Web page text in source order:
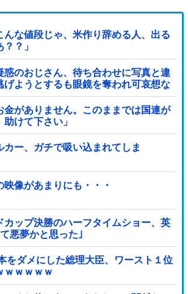
んな値段じゃ、米作り辞める人、出る
？」
惑のおじさん、待ち合わせに写真と違
げようとするも眼鏡を奪われ可哀想な
ところを激写されてしまう…
金がありません。このままでは国連が
けて下さい」
カー、ガチで吸い込まれてしま
像があまりにも・・・
カップ決勝のハーフタイムショー、英
悪夢かと思った｣
をダメにした総理大臣、ワースト１位
ｗｗｗｗｗ